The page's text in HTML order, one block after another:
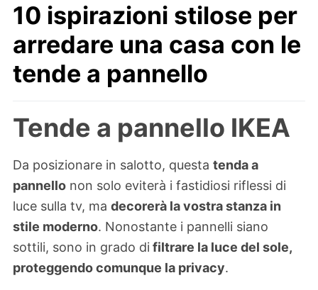
10 ispirazioni stilose per
arredare una casa con le
tende a pannello
Tende a pannello IKEA
Da posizionare in salotto, questa tenda a
pannello non solo eviterà i fastidiosi riflessi di
luce sulla tv, ma decorerà la vostra stanza in
stile moderno. Nonostante i pannelli siano
sottili, sono in grado di filtrare la luce del sole,
proteggendo comunque la privacy.